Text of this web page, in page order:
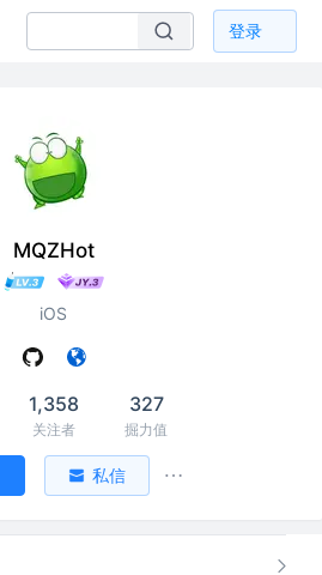
登录
MQZHot
iOS
1,358
关注者
327
掘力值
私信